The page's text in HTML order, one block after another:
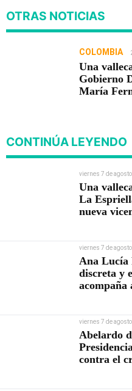
OTRAS NOTICIAS
COLOMBIA
Una
Gobierno
María
CONTINÚA LEYENDO
viernes 7 de
Una
La
nueva
viernes 7 de
Ana Lucía
discreta y
acompaña
viernes 7 de
Abelardo
contra el